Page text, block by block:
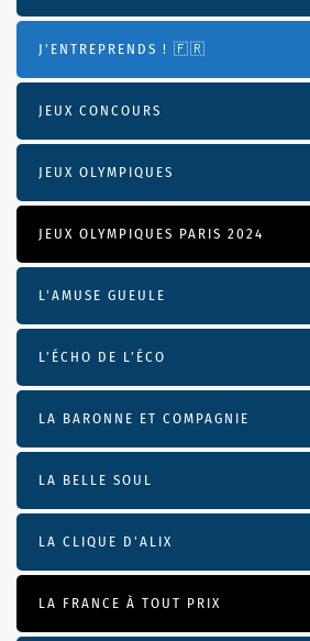
J'ENTREPRENDS ! 🇫🇷
JEUX CONCOURS
JEUX OLYMPIQUES
JEUX OLYMPIQUES PARIS 2024
L'AMUSE GUEULE
L’ÉCHO DE L’ÉCO
LA BARONNE ET COMPAGNIE
LA BELLE SOUL
LA CLIQUE D'ALIX
LA FRANCE À TOUT PRIX